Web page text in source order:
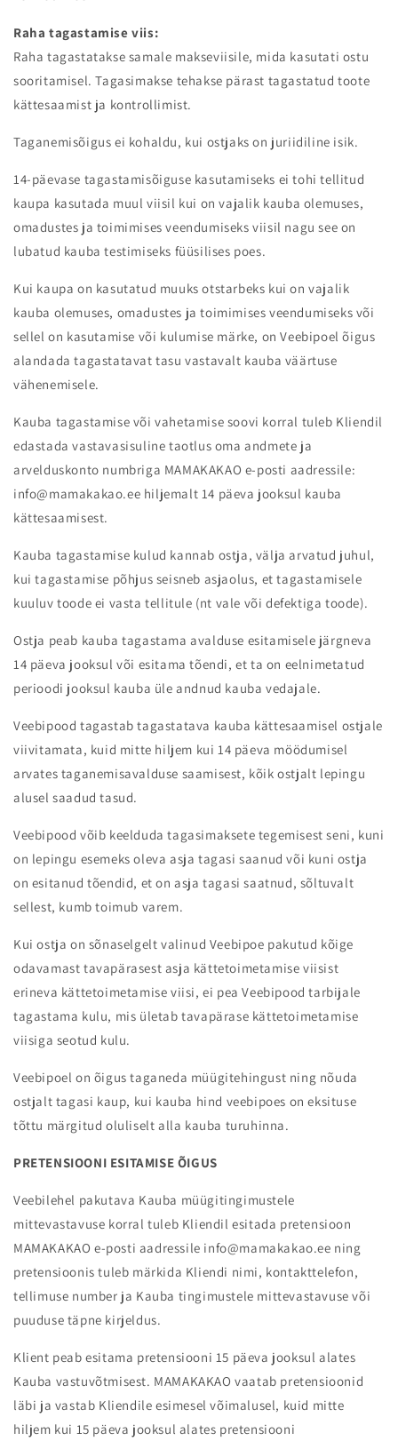
Raha tagastamise viis:
Raha tagastatakse samale makseviisile, mida kasutati ostu
sooritamisel. Tagasimakse tehakse pärast tagastatud toote
kättesaamist ja kontrollimist.
Taganemisõigus ei kohaldu, kui ostjaks on juriidiline isik.
14-päevase tagastamisõiguse kasutamiseks ei tohi tellitud
kaupa kasutada muul viisil kui on vajalik kauba olemuses,
omadustes ja toimimises veendumiseks viisil nagu see on
lubatud kauba testimiseks füüsilises poes.
Kui kaupa on kasutatud muuks otstarbeks kui on vajalik
kauba olemuses, omadustes ja toimimises veendumiseks või
sellel on kasutamise või kulumise märke, on Veebipoel õigus
alandada tagastatavat tasu vastavalt kauba väärtuse
vähenemisele.
Kauba tagastamise või vahetamise soovi korral tuleb Kliendil
edastada vastavasisuline taotlus oma andmete ja
arvelduskonto numbriga MAMAKAKAO e-posti aadressile:
info@mamakakao.ee hiljemalt 14 päeva jooksul kauba
kättesaamisest.
Kauba tagastamise kulud kannab ostja, välja arvatud juhul,
kui tagastamise põhjus seisneb asjaolus, et tagastamisele
kuuluv toode ei vasta tellitule (nt vale või defektiga toode).
Ostja peab kauba tagastama avalduse esitamisele järgneva
14 päeva jooksul või esitama tõendi, et ta on eelnimetatud
perioodi jooksul kauba üle andnud kauba vedajale.
Veebipood tagastab tagastatava kauba kättesaamisel ostjale
viivitamata, kuid mitte hiljem kui 14 päeva möödumisel
arvates taganemisavalduse saamisest, kõik ostjalt lepingu
alusel saadud tasud.
Veebipood võib keelduda tagasimaksete tegemisest seni, kuni
on lepingu esemeks oleva asja tagasi saanud või kuni ostja
on esitanud tõendid, et on asja tagasi saatnud, sõltuvalt
sellest, kumb toimub varem.
Kui ostja on sõnaselgelt valinud Veebipoe pakutud kõige
odavamast tavapärasest asja kättetoimetamise viisist
erineva kättetoimetamise viisi, ei pea Veebipood tarbijale
tagastama kulu, mis ületab tavapärase kättetoimetamise
viisiga seotud kulu.
Veebipoel on õigus taganeda müügitehingust ning nõuda
ostjalt tagasi kaup, kui kauba hind veebipoes on eksituse
tõttu märgitud oluliselt alla kauba turuhinna.
PRETENSIOONI ESITAMISE ÕIGUS
Veebilehel pakutava Kauba müügitingimustele
mittevastavuse korral tuleb Kliendil esitada pretensioon
MAMAKAKAO e-posti aadressile info@mamakakao.ee ning
pretensioonis tuleb märkida Kliendi nimi, kontakttelefon,
tellimuse number ja Kauba tingimustele mittevastavuse või
puuduse täpne kirjeldus.
Klient peab esitama pretensiooni 15 päeva jooksul alates
Kauba vastuvõtmisest. MAMAKAKAO vaatab pretensioonid
läbi ja vastab Kliendile esimesel võimalusel, kuid mitte
hiljem kui 15 päeva jooksul alates pretensiooni